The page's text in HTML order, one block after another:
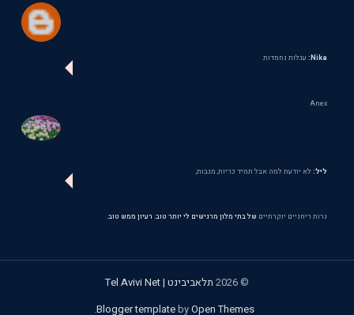
Nika: עגלות נחמדות
Anex
ליל: לא יודעת למה אבל תמיד כריות, מגבות,
נרות ריחניים יוקרתיים של בתי מלון מרגישים לי יותר טוב. רעיון ממש טוב.
©
2026 תלאביבינט | Tel Avivi Net
Blogger templatebyOpen Themes
.